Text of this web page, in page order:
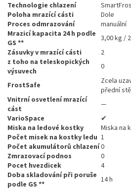
Technologie chlazení
Poloha mrazící cásti
Dole
Proces odmrazování
manuální
Mrazicí kapacita 24 h podle
GS **
3,00 kg /
Zásuvky v mrazící cásti
2
z toho na teleskopických
výsuvech
0
FrostSafe
Zcela
přední
Vnitrní osvetlení mrazící
cást
—
VarioSpace
✔
Miska na ledové kostky
Miska na
Počet misek na kostky ledu 1
Počet akumulátorů chlazení0
Zmrazovací podnos
0
Pocet hvezdicek
4
Doba skladování při poruše
podle GS **
14 h